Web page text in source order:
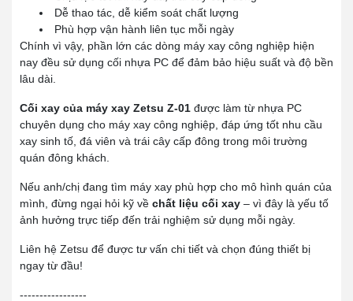
Dễ thao tác, dễ kiểm soát chất lượng
Phù hợp vận hành liên tục mỗi ngày
Chính vì vậy, phần lớn các dòng máy xay công nghiệp hiện
nay đều sử dụng cối nhựa PC để đảm bảo hiệu suất và độ bền
lâu dài.
Cối xay của máy xay Zetsu Z-01 được làm từ nhựa PC
chuyên dụng cho máy xay công nghiệp, đáp ứng tốt nhu cầu
xay sinh tố, đá viên và trái cây cấp đông trong môi trường
quán đông khách.
Nếu anh/chị đang tìm máy xay phù hợp cho mô hình quán của
mình, đừng ngại hỏi kỹ về chất liệu cối xay – vì đây là yếu tố
ảnh hưởng trực tiếp đến trải nghiệm sử dụng mỗi ngày.
Liên hệ Zetsu để được tư vấn chi tiết và chọn đúng thiết bị
ngay từ đầu!
-----------------